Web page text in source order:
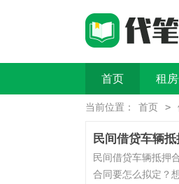
首页 租
当前位置： 首页 >
民间借贷车辆抵
民间借贷车辆抵押
合同要怎么拟定？